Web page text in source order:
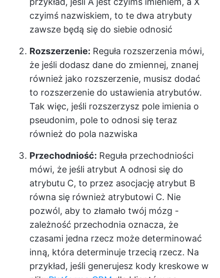
czyimś nazwiskiem, to te dwa atrybuty
zawsze będą się do siebie odnosić
Rozszerzenie: Reguła rozszerzenia mówi,
że jeśli dodasz dane do zmiennej, znanej
również jako rozszerzenie, musisz dodać
to rozszerzenie do ustawienia atrybutów.
Tak więc, jeśli rozszerzysz pole imienia o
pseudonim, pole to odnosi się teraz
również do pola nazwiska
Przechodniość: Reguła przechodniości
mówi, że jeśli atrybut A odnosi się do
atrybutu C, to przez asocjację atrybut B
równa się również atrybutowi C. Nie
pozwól, aby to złamało twój mózg -
zależność przechodnia oznacza, że
czasami jedna rzecz może determinować
inną, która determinuje trzecią rzecz. Na
przykład, jeśli generujesz kody kreskowe w